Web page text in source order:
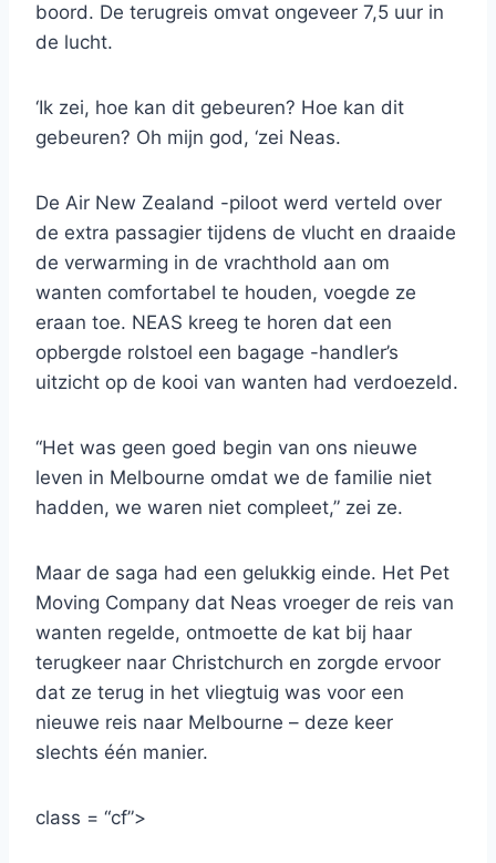
boord. De terugreis omvat ongeveer 7,5 uur in
de lucht.
‘Ik zei, hoe kan dit gebeuren? Hoe kan dit
gebeuren? Oh mijn god, ‘zei Neas.
De Air New Zealand -piloot werd verteld over
de extra passagier tijdens de vlucht en draaide
de verwarming in de vrachthold aan om
wanten comfortabel te houden, voegde ze
eraan toe. NEAS kreeg te horen dat een
opbergde rolstoel een bagage -handler’s
uitzicht op de kooi van wanten had verdoezeld.
“Het was geen goed begin van ons nieuwe
leven in Melbourne omdat we de familie niet
hadden, we waren niet compleet,” zei ze.
Maar de saga had een gelukkig einde. Het Pet
Moving Company dat Neas vroeger de reis van
wanten regelde, ontmoette de kat bij haar
terugkeer naar Christchurch en zorgde ervoor
dat ze terug in het vliegtuig was voor een
nieuwe reis naar Melbourne – deze keer
slechts één manier.
class = “cf”>